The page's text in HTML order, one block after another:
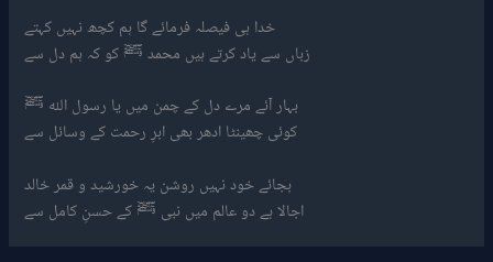
خدا ہی فیصلہ فرمائے گا ہم کچھ نہیں کہتے
زباں سے یاد کرتے ہیں محمد ﷺ کو کہ ہم دل سے
بہار آئے مرے دل کے چمن میں یا رسول اللہ ﷺ
کوئی چھینٹا ادھر بھی ابرِ رحمت کے وسائل سے
بجائے خود نہیں روشن یہ خورشید و قمر خالد
اجالا ہے دو عالم میں نبی ﷺ کے حسنِ کامل سے